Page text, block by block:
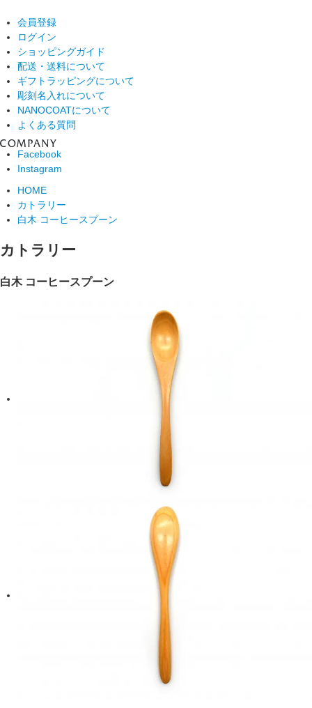
会員登録
ログイン
ショッピングガイド
配送・送料について
ギフトラッピングについて
彫刻名入れについて
NANOCOATについて
よくある質問
Facebook
Instagram
HOME
カトラリー
白木 コーヒースプーン
カトラリー
白木 コーヒースプーン